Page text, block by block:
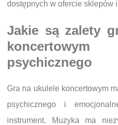
dostępnych w ofercie sklepów
Jakie są zalety
psychicznego
Gra na ukulele koncertowym
psychicznego i
instrument. Muzyka ma